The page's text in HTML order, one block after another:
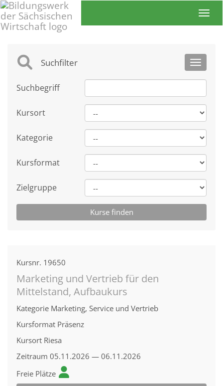
Toggle
Suchfilter
Suchbegriff
Kursort
Kategorie
Kursformat
Zielgruppe
Kursnr. 19650
Marketing und Vertrieb für den
Mittelstand, Aufbaukurs
Kategorie Marketing, Service und Vertrieb
Kursformat Präsenz
Kursort Riesa
Zeitraum 05.11.2026 — 06.11.2026
Freie Plätze